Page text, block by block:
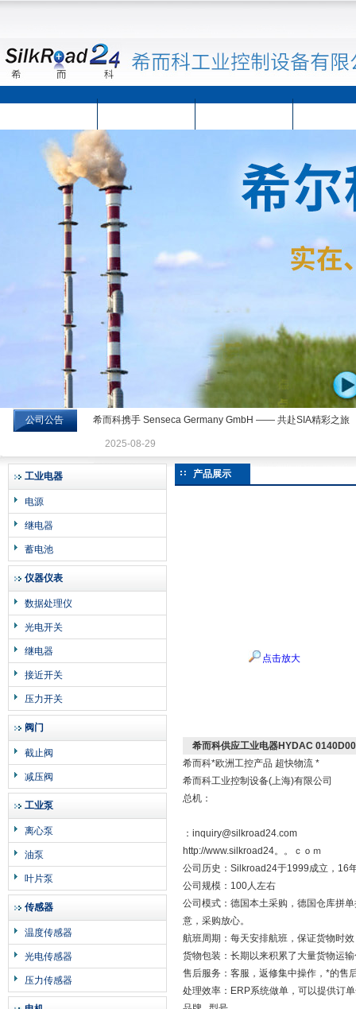
希而科工业控制设备有限公司
公司公告 希而科携手 Senseca Germany GmbH —— 共赴SIA精彩之旅
2025-08-29
工业电器
电源
继电器
蓄电池
仪器仪表
数据处理仪
光电开关
继电器
接近开关
压力开关
阀门
截止阀
减压阀
工业泵
离心泵
油泵
叶片泵
传感器
温度传感器
光电传感器
压力传感器
产品展示
点击放大
希而科供应工业电器HYDAC
希而科*欧洲工控产品 超快物流 *
希而科工业控制设备(上海)有限公司
总机：
：inquiry@silkroad24.com
http://www.silkroad24。。ｃｏｍ
公司历史：Silkroad24于1999成立，16
公司规模：100人左右
公司模式：德国本土采购，德国仓库拼
意，采购放心。
航班周期：每天安排航班，保证货物时
货物包装：长期以来积累了大量货物运
售后服务：客服，返修集中操作，*的售
处理效率：ERP系统做单，可以提供订